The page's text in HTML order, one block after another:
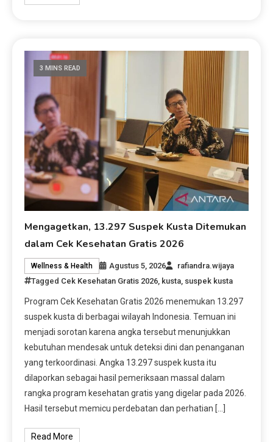
3 MINS READ
Mengagetkan, 13.297 Suspek Kusta Ditemukan
dalam Cek Kesehatan Gratis 2026
Wellness & Health Agustus 5, 2026
rafiandra.wijaya
Tagged Cek Kesehatan Gratis 2026 kusta suspek kusta
Program Cek Kesehatan Gratis 2026 menemukan 13.297
suspek kusta di berbagai wilayah Indonesia. Temuan ini
menjadi sorotan karena angka tersebut menunjukkan
kebutuhan mendesak untuk deteksi dini dan penanganan
yang terkoordinasi. Angka 13.297 suspek kusta itu
dilaporkan sebagai hasil pemeriksaan massal dalam
rangka program kesehatan gratis yang digelar pada 2026.
Hasil tersebut memicu perdebatan dan perhatian […]
Read More